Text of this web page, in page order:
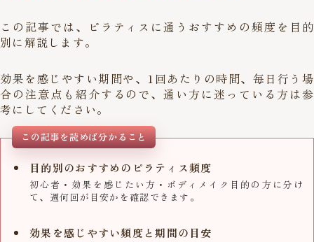
この記事では、ピラティスに通うおすすめの頻度を目的
別に解説します。
効果を感じやすい期間や、1回あたりの時間、毎日行う場
合の注意点も紹介するので、通い方に迷っている方は参
考にしてください。
この記事を読めば分かること
目的別のおすすめのピラティス頻度
初心者・効果を感じたい方・ボディメイク目的の方に分け
て、週何回が目安かを確認できます。
効果を感じやすい頻度と期間の目安